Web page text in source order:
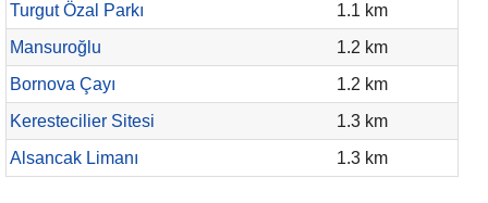
Turgut Özal Parkı
1.1 km
Mansuroğlu
1.2 km
Bornova Çayı
1.2 km
Kerestecilier Sitesi
1.3 km
Alsancak Limanı
1.3 km